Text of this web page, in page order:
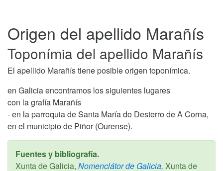
Origen del apellido Marañís
Toponímia del apellido Marañís
El apellido Marañís tiene posible origen toponímica.
en Galicia encontramos los siguientes lugares
con la grafía Marañís
- en la parroquia de Santa María do Desterro de A Corna,
en el municipio de Piñor (Ourense).
Fuentes y bibliografía.
Xunta de Galicia, Nomenclátor de Galicia, Xunta de